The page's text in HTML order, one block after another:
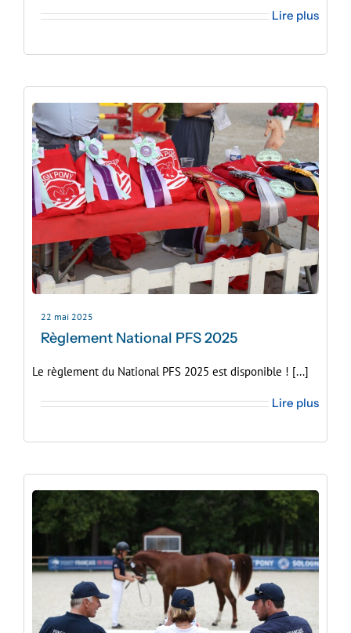
Lire plus
22 mai 2025
Règlement National PFS 2025
Le règlement du National PFS 2025 est disponible ! [...]
Lire plus